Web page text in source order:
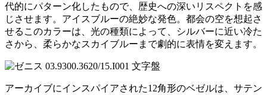
代的にパターン化したもので、歴史への深いリスペクトを感
じさせます。アイスブルーの絶妙な発色。都会の空を想起さ
せるこのカラーは、光の種類によって、シルバーに近い冷た
さから、柔らかなスカイブルーまで劇的に表情を変えます。
アーカイブにインスパイアされた12角形のベゼルは、サテン